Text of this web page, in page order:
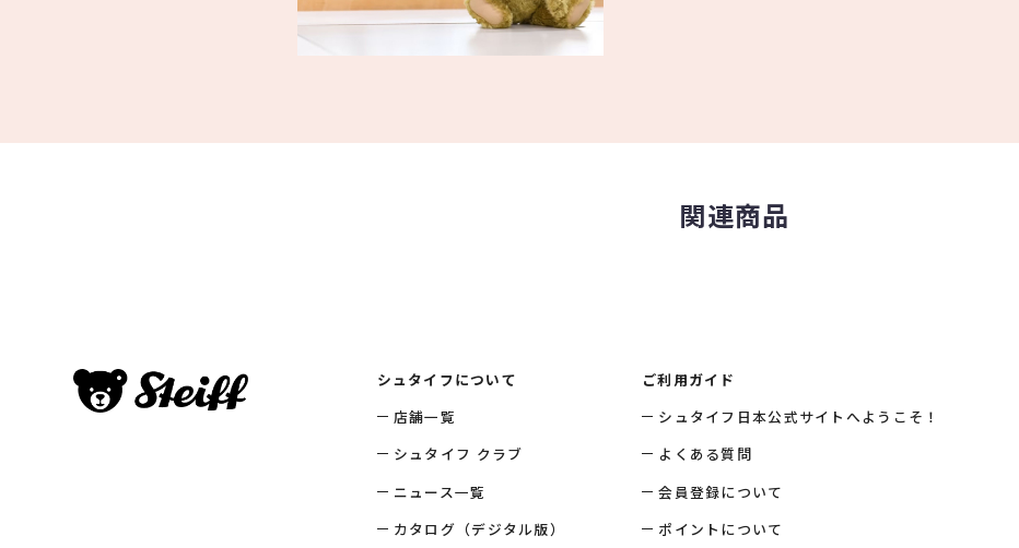
関連商品
シュタイフについて
店舗一覧
シュタイフ クラブ
ニュース一覧
カタログ（デジタル版）
ご利用ガイド
シュタイフ日本公式サイトへようこそ！
よくある質問
会員登録について
ポイントについて